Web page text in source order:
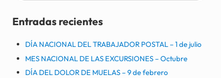
Entradas recientes
DÍA NACIONAL DEL TRABAJADOR POSTAL – 1 de julio
MES NACIONAL DE LAS EXCURSIONES – Octubre
DÍA DEL DOLOR DE MUELAS – 9 de febrero